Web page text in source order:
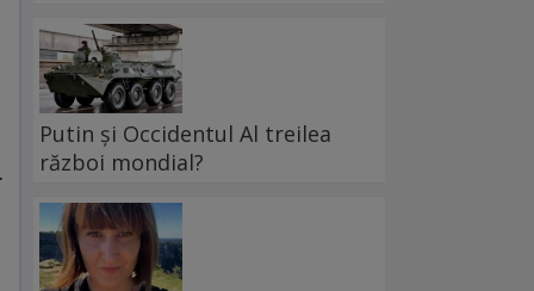
Putin și Occidentul Al treilea
război mondial?